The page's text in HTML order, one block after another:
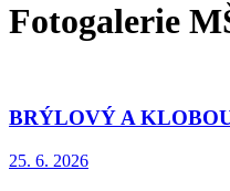
Fotogalerie
BRÝLOVÝ A
25. 6. 2026